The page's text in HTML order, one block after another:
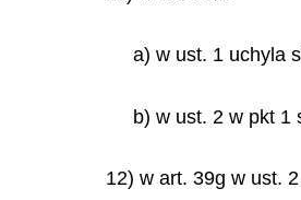
a) w ust. 1 uchyla
b) w ust. 2 w pkt 1
12) w art. 39g w ust.